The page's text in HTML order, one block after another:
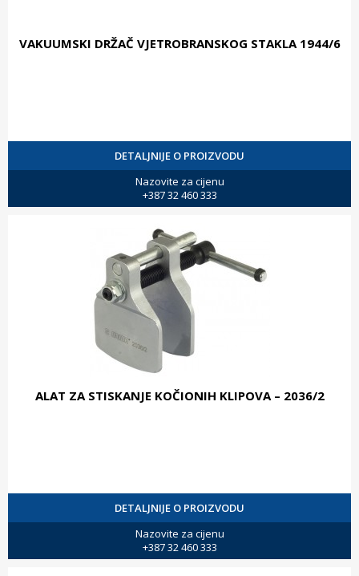
VAKUUMSKI DRŽAČ VJETROBRANSKOG STAKLA 1944/6
DETALJNIJE O PROIZVODU
Nazovite za cijenu
+387 32 460 333
ALAT ZA STISKANJE KOČIONIH KLIPOVA – 2036/2
DETALJNIJE O PROIZVODU
Nazovite za cijenu
+387 32 460 333